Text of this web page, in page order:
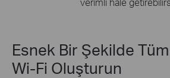
Esnek Bir Şekilde
Wi-Fi Oluşturun